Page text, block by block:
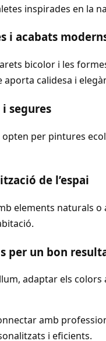
inspirades en la
i acabats
bicolor i les
aporta calidesa i
segures
opten per pintures
de l’espai
elements naturals
per un bon
adaptar els colors
amb
i eficients.